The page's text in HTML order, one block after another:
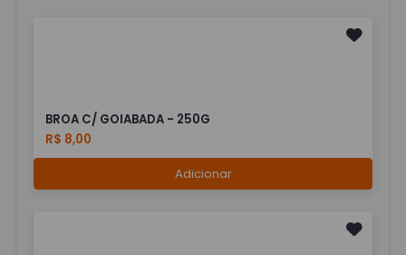
BROA C/ GOIABADA - 250G
R$ 8,00
Adicionar